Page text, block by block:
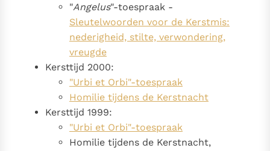
"Angelus"-toespraak -
Sleutelwoorden voor de Kerstmis:
nederigheid, stilte, verwondering,
vreugde
Kersttijd 2000:
"Urbi et Orbi"-toespraak
Homilie tijdens de Kerstnacht
Kersttijd 1999:
"Urbi et Orbi"-toespraak
Homilie tijdens de Kerstnacht,